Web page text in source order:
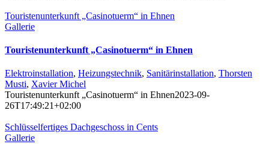
Touristenunterkunft „Casinotuerm“ in Ehnen
Gallerie
Touristenunterkunft „Casinotuerm“ in Ehnen
Elektroinstallation, Heizungstechnik, Sanitärinstallation, Thorsten
Musti, Xavier Michel
Touristenunterkunft „Casinotuerm“ in Ehnen2023-09-
26T17:49:21+02:00
Schlüsselfertiges Dachgeschoss in Cents
Gallerie